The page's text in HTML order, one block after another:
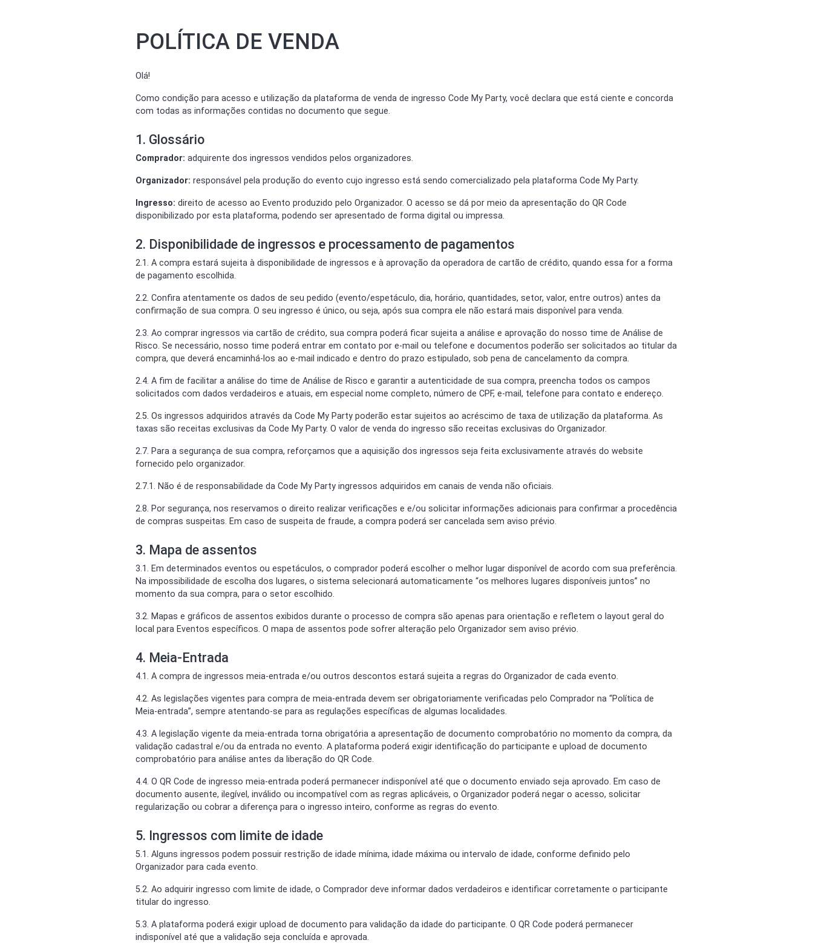
POLÍTICA DE VENDA
Olá!
Como condição para acesso e utilização da plataforma de venda de ingresso Code My Party, você declara que está ciente e concorda
com todas as informações contidas no documento que segue.
1. Glossário
Comprador: adquirente dos ingressos vendidos pelos organizadores.
Organizador: responsável pela produção do evento cujo ingresso está sendo comercializado pela plataforma Code My Party.
Ingresso: direito de acesso ao Evento produzido pelo Organizador. O acesso se dá por meio da apresentação do QR Code
disponibilizado por esta plataforma, podendo ser apresentado de forma digital ou impressa.
2. Disponibilidade de ingressos e processamento de pagamentos
2.1. A compra estará sujeita à disponibilidade de ingressos e à aprovação da operadora de cartão de crédito, quando essa for a forma
de pagamento escolhida.
2.2. Confira atentamente os dados de seu pedido (evento/espetáculo, dia, horário, quantidades, setor, valor, entre outros) antes da
confirmação de sua compra. O seu ingresso é único, ou seja, após sua compra ele não estará mais disponível para venda.
2.3. Ao comprar ingressos via cartão de crédito, sua compra poderá ficar sujeita a análise e aprovação do nosso time de Análise de
Risco. Se necessário, nosso time poderá entrar em contato por e-mail ou telefone e documentos poderão ser solicitados ao titular da
compra, que deverá encaminhá-los ao e-mail indicado e dentro do prazo estipulado, sob pena de cancelamento da compra.
2.4. A fim de facilitar a análise do time de Análise de Risco e garantir a autenticidade de sua compra, preencha todos os campos
solicitados com dados verdadeiros e atuais, em especial nome completo, número de CPF, e-mail, telefone para contato e endereço.
2.5. Os ingressos adquiridos através da Code My Party poderão estar sujeitos ao acréscimo de taxa de utilização da plataforma. As
taxas são receitas exclusivas da Code My Party. O valor de venda do ingresso são receitas exclusivas do Organizador.
2.7. Para a segurança de sua compra, reforçamos que a aquisição dos ingressos seja feita exclusivamente através do website
fornecido pelo organizador.
2.7.1. Não é de responsabilidade da Code My Party ingressos adquiridos em canais de venda não oficiais.
2.8. Por segurança, nos reservamos o direito realizar verificações e e/ou solicitar informações adicionais para confirmar a procedência
de compras suspeitas. Em caso de suspeita de fraude, a compra poderá ser cancelada sem aviso prévio.
3. Mapa de assentos
3.1. Em determinados eventos ou espetáculos, o comprador poderá escolher o melhor lugar disponível de acordo com sua preferência.
Na impossibilidade de escolha dos lugares, o sistema selecionará automaticamente “os melhores lugares disponíveis juntos” no
momento da sua compra, para o setor escolhido.
3.2. Mapas e gráficos de assentos exibidos durante o processo de compra são apenas para orientação e refletem o layout geral do
local para Eventos específicos. O mapa de assentos pode sofrer alteração pelo Organizador sem aviso prévio.
4. Meia-Entrada
4.1. A compra de ingressos meia-entrada e/ou outros descontos estará sujeita a regras do Organizador de cada evento.
4.2. As legislações vigentes para compra de meia-entrada devem ser obrigatoriamente verificadas pelo Comprador na “Política de
Meia-entrada”, sempre atentando-se para as regulações específicas de algumas localidades.
4.3. A legislação vigente da meia-entrada torna obrigatória a apresentação de documento comprobatório no momento da compra, da
validação cadastral e/ou da entrada no evento. A plataforma poderá exigir identificação do participante e upload de documento
comprobatório para análise antes da liberação do QR Code.
4.4. O QR Code de ingresso meia-entrada poderá permanecer indisponível até que o documento enviado seja aprovado. Em caso de
documento ausente, ilegível, inválido ou incompatível com as regras aplicáveis, o Organizador poderá negar o acesso, solicitar
regularização ou cobrar a diferença para o ingresso inteiro, conforme as regras do evento.
5. Ingressos com limite de idade
5.1. Alguns ingressos podem possuir restrição de idade mínima, idade máxima ou intervalo de idade, conforme definido pelo
Organizador para cada evento.
5.2. Ao adquirir ingresso com limite de idade, o Comprador deve informar dados verdadeiros e identificar corretamente o participante
titular do ingresso.
5.3. A plataforma poderá exigir upload de documento para validação da idade do participante. O QR Code poderá permanecer
indisponível até que a validação seja concluída e aprovada.